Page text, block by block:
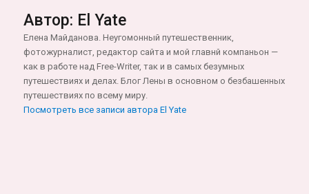
Автор: El Yate
Елена Майданова. Неугомонный путешественник,
фотожурналист, редактор сайта и мой главнй компаньон —
как в работе над Free-Writer, так и в самых безумных
путешествиях и делах. Блог Лены в основном о безбашенных
путешествиях по всему миру.
Посмотреть все записи автора El Yate